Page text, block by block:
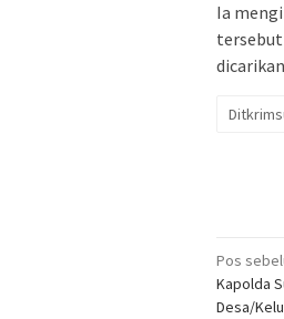
Ia
tersebut
pos
Pos
Kapolda
Desa/